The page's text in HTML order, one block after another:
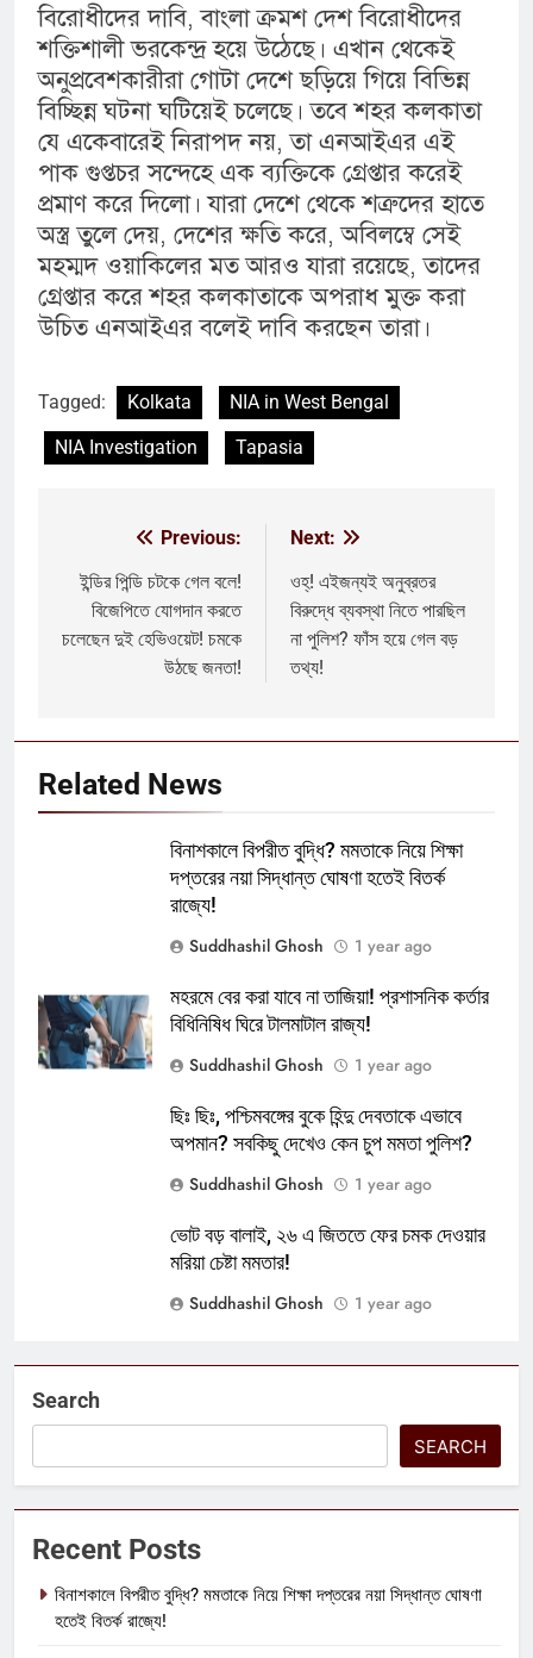
বিরোধীদের দাবি, বাংলা ক্রমশ দেশ বিরোধীদের
শক্তিশালী ভরকেন্দ্র হয়ে উঠেছে। এখান থেকেই
অনুপ্রবেশকারীরা গোটা দেশে ছড়িয়ে গিয়ে বিভিন্ন
বিচ্ছিন্ন ঘটনা ঘটিয়েই চলেছে। তবে শহর কলকাতা
যে একেবারেই নিরাপদ নয়, তা এনআইএর এই
পাক গুপ্তচর সন্দেহে এক ব্যক্তিকে গ্রেপ্তার করেই
প্রমাণ করে দিলো। যারা দেশে থেকে শত্রুদের হাতে
অস্ত্র তুলে দেয়, দেশের ক্ষতি করে, অবিলম্বে সেই
মহম্মদ ওয়াকিলের মত আরও যারা রয়েছে, তাদের
গ্রেপ্তার করে শহর কলকাতাকে অপরাধ মুক্ত করা
উচিত এনআইএর বলেই দাবি করছেন তারা।
Tagged: Kolkata
NIA in West Bengal
NIA Investigation
Tapasia
navigation
Previous:
ইন্ডির পিন্ডি চটকে গেল বলে!
বিজেপিতে যোগদান করতে
চলেছেন দুই হেভিওয়েট! চমকে
উঠছে জনতা!
Next:
ওহ্! এইজন্যই অনুব্রতর
বিরুদ্ধে ব্যবস্থা নিতে পারছিল
না পুলিশ? ফাঁস হয়ে গেল বড়
তথ্য!
Related News
বিনাশকালে বিপরীত বুদ্ধি? মমতাকে নিয়ে শিক্ষা
দপ্তরের নয়া সিদ্ধান্ত ঘোষণা হতেই বিতর্ক
রাজ্যে!
Suddhashil Ghosh
1 year ago
মহরমে বের করা যাবে না তাজিয়া! প্রশাসনিক কর্তার
বিধিনিষিধ ঘিরে টালমাটাল রাজ্য!
Suddhashil Ghosh
1 year ago
ছিঃ ছিঃ, পশ্চিমবঙ্গের বুকে হিন্দু দেবতাকে এভাবে
অপমান? সবকিছু দেখেও কেন চুপ মমতা পুলিশ?
Suddhashil Ghosh
1 year ago
ভোট বড় বালাই, ২৬ এ জিততে ফের চমক দেওয়ার
মরিয়া চেষ্টা মমতার!
Suddhashil Ghosh
1 year ago
Search
SEARCH
Recent Posts
বিনাশকালে বিপরীত বুদ্ধি? মমতাকে নিয়ে শিক্ষা দপ্তরের নয়া সিদ্ধান্ত ঘোষণা
হতেই বিতর্ক রাজ্যে!